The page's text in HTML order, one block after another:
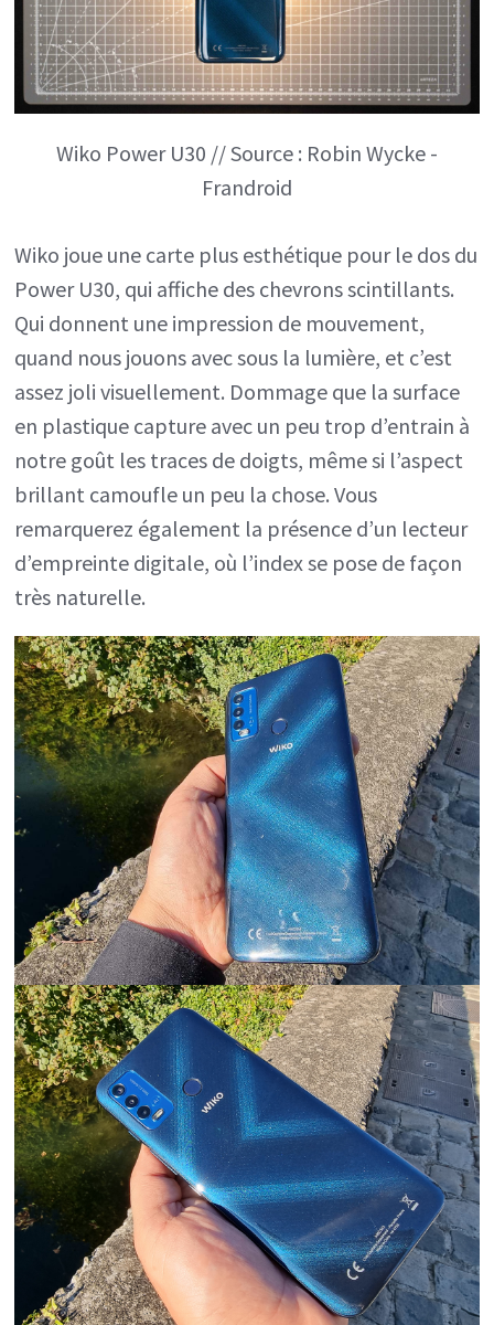
Wiko Power U30 // Source : Robin Wycke -
Frandroid
Wiko joue une carte plus esthétique pour le dos du
Power U30, qui affiche des chevrons scintillants.
Qui donnent une impression de mouvement,
quand nous jouons avec sous la lumière, et c’est
assez joli visuellement. Dommage que la surface
en plastique capture avec un peu trop d’entrain à
notre goût les traces de doigts, même si l’aspect
brillant camoufle un peu la chose. Vous
remarquerez également la présence d’un lecteur
d’empreinte digitale, où l’index se pose de façon
très naturelle.